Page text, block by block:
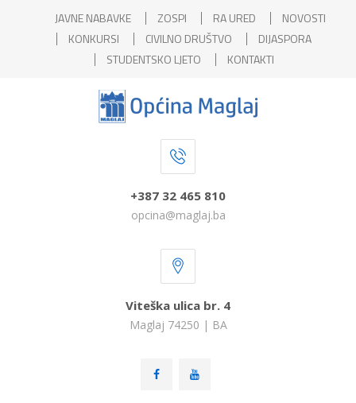
JAVNE NABAVKE ZOSPI RA URED
NOVOSTI
KONKURSI
CIVILNO DRUŠTVO
DIJASPORA
STUDENTSKO LJETO
KONTAKTI
+387 32 465 810
opcina@maglaj.ba
Viteška ulica br. 4
Maglaj 74250 | BA